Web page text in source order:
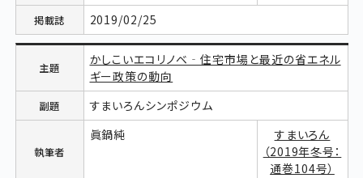
2019/02/25
かしこいエコリノベ‐住宅市場と最近の省エネル
ギー政策の動向
すまいろんシンポジウム
眞鍋純
すまいろん
（2019年冬号：
通巻104号）